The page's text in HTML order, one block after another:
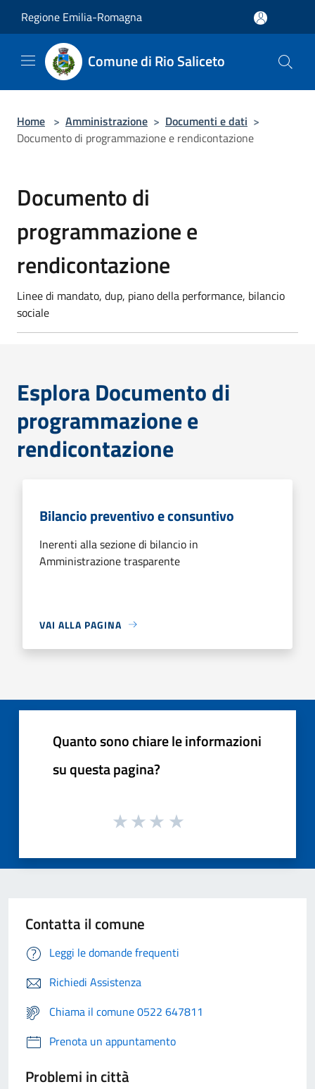
Regione Emilia-Romagna
Comune di Rio Saliceto
Home > Amministrazione > Documenti e dati >
Documento di programmazione e rendicontazione
Documento di
programmazione e
rendicontazione
Linee di mandato, dup, piano della performance, bilancio
sociale
Esplora Documento di
programmazione e
rendicontazione
Bilancio preventivo e consuntivo
Inerenti alla sezione di bilancio in
Amministrazione trasparente
VAI ALLA PAGINA
Quanto sono chiare le informazioni
su questa pagina?
Contatta il comune
Leggi le domande frequenti
Richiedi Assistenza
Chiama il comune 0522 647811
Prenota un appuntamento
Problemi in città